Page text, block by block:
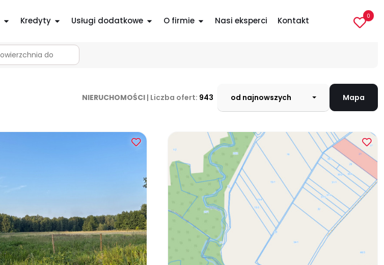
Kredyty Usługi dodatkowe O firmie Nasi eksperci Kontakt 0
NIERUCHOMOŚCI | Liczba ofert: 943 od najnowszych Mapa